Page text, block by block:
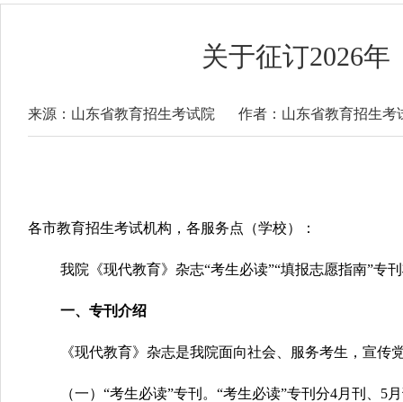
关于征订2026
来源：山东省教育招生考试院 作者：山东省教育招生考
各市教育招生考试机构，各服务点（学校）：
我院《现代教育》杂志“考生必读”“填报志愿指南”专
一、专刊介绍
《现代教育》杂志是我院面向社会、服务考生，宣
（一）“考生必读”专刊。“考生必读”专刊分4月刊、